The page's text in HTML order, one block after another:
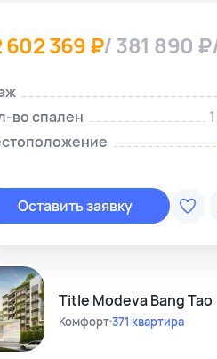
602 369 ₽/ 381 890
во спален
Оставить заявку
Title Modeva Bang Tao
Комфорт371 квартира